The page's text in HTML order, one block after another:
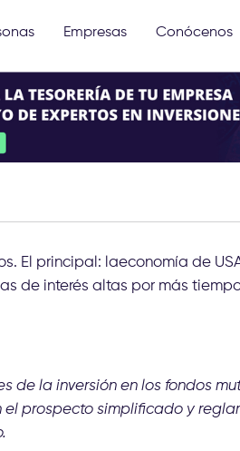
Empresas Conócenos
El principal: laeconomía de
de interés altas por más
de la inversión en los fondos
el prospecto simplificado y